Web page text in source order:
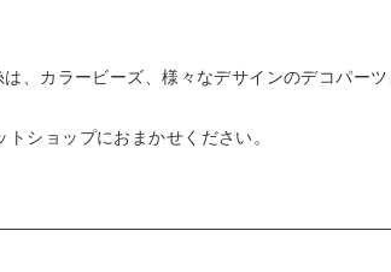
カラービーズ、様々なデサインのデコパー
ショップにおまかせください。